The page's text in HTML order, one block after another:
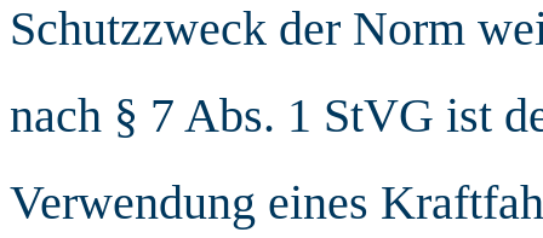
Schutzzweck der Norm
nach § 7 Abs. 1 StVG ist
Verwendung eines